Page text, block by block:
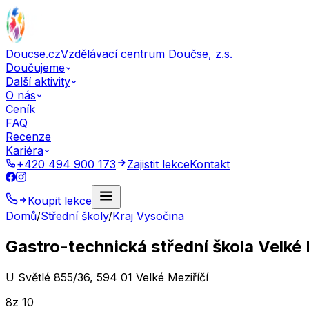
Doucse.czVzdělávací centrum Doučse, z.s.
Doučujeme
Další aktivity
O nás
Ceník
FAQ
Recenze
Kariéra
+420 494 900 173
Zajistit lekceKontakt
Koupit lekce
Domů/Střední školy/Kraj Vysočina
Gastro-technická střední škola Velké
U Světlé 855/36, 594 01 Velké Meziříčí
8z 10